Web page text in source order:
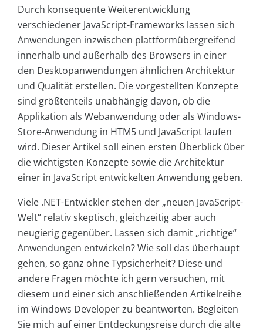
Durch konsequente Weiterentwicklung
verschiedener JavaScript-Frameworks lassen sich
Anwendungen inzwischen plattformübergreifend
innerhalb und außerhalb des Browsers in einer
den Desktopanwendungen ähnlichen Architektur
und Qualität erstellen. Die vorgestellten Konzepte
sind größtenteils unabhängig davon, ob die
Applikation als Webanwendung oder als Windows-
Store-Anwendung in HTM5 und JavaScript laufen
wird. Dieser Artikel soll einen ersten Überblick über
die wichtigsten Konzepte sowie die Architektur
einer in JavaScript entwickelten Anwendung geben.
Viele .NET-Entwickler stehen der „neuen JavaScript-
Welt“ relativ skeptisch, gleichzeitig aber auch
neugierig gegenüber. Lassen sich damit „richtige“
Anwendungen entwickeln? Wie soll das überhaupt
gehen, so ganz ohne Typsicherheit? Diese und
andere Fragen möchte ich gern versuchen, mit
diesem und einer sich anschließenden Artikelreihe
im Windows Developer zu beantworten. Begleiten
Sie mich auf einer Entdeckungsreise durch die alte